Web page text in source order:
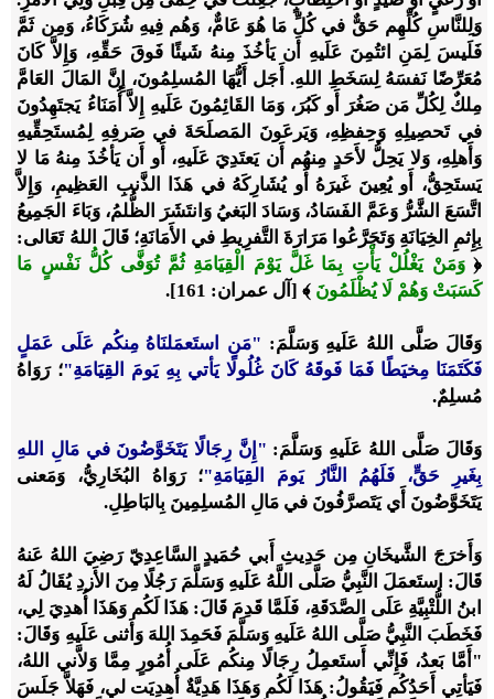
وَلِلنَّاسِ كُلِّهِم حَقٌّ في كُلِّ مَا هُوَ عَامٌّ، وَهُم فِيهِ شُرَكَاءُ، وَمِن ثَمَّ
فَلَيسَ لِمَنِ ائتُمِنَ عَلَيهِ أَن يَأخُذَ مِنهُ شَيئًا فَوقَ حَقِّهِ، وَإِلاَّ كَانَ
مُعَرِّضًا نَفسَهُ لِسَخَطِ اللهِ. أَجَل أَيُّهَا المُسلِمُونَ، إِنَّ المَالَ العَامَّ
مِلكٌ لِكُلِّ مَن صَغُرَ أَو كَبُرَ، وَمَا القَائِمُونَ عَلَيهِ إِلاَّ أُمَنَاءُ يَجتَهِدُونَ
في تَحصِيلِهِ وَحِفظِهِ، وَيَرعَونَ المَصلَحَةَ في صَرفِهِ لِمُستَحِقِّيهِ
وَأَهلِهِ، وَلا يَحِلُّ لأَحَدٍ مِنهُم أَن يَعتَدِيَ عَلَيهِ، أَو أَن يَأخُذَ مِنهُ مَا لا
يَستَحِقُّ، أَو يُعِينَ غَيرَهُ أَو يُشَارِكَهُ في هَذَا الذَّنبِ العَظِيمِ، وَإِلاَّ
اتَّسَعَ الشَّرُّ وَعَمَّ الفَسَادُ، وَسَادَ البَغيُ وَانتَشَرَ الظُّلمُ، وَبَاءَ الجَمِيعُ
بِإِثمِ الخِيَانَةِ وَتَجَرَّعُوا مَرَارَةَ التَّفرِيطِ في الأَمَانَةِ؛ قَالَ اللهُ تَعَالى:
﴿وَمَنْ يَغْلُلْ يَأْتِ بِمَا غَلَّ يَوْمَ الْقِيَامَةِ ثُمَّ تُوَفَّى كُلُّ نَفْسٍ مَا
كَسَبَتْ وَهُمْ لَا يُظْلَمُونَ ﴾ [آل عمران: 161].
وَقَالَ صَلَّى اللهُ عَلَيهِ وَسَلَّمَ: "مَنِ استَعمَلنَاهُ مِنكُم عَلَى عَمَلٍ
فَكَتَمَنَا مِخيَطًا فَمَا فَوقَهُ كَانَ غُلُولًا يَأتي بِهِ يَومَ القِيَامَةِ"؛ رَوَاهُ
مُسلِمٌ.
وَقَالَ صَلَّى اللهُ عَلَيهِ وَسَلَّمَ: "إِنَّ رِجَالًا يَتَخَوَّضُونَ في مَالِ اللهِ
بِغَيرِ حَقٍّ، فَلَهُمُ النَّارُ يَومَ القِيَامَةِ"؛ رَوَاهُ البُخَارِيُّ، وَمَعنى
يَتَخَوَّضُونَ أَي يَتَصرَّفُونَ في مَالِ المُسلِمِينَ بِالبَاطِلِ.
وَأَخرَجَ الشَّيخَانِ مِن حَدِيثِ أَبي حُمَيدٍ السَّاعِدِيّ رَضِيَ اللهُ عَنهُ
قَالَ: استَعمَلَ النَّبِيُّ صَلَّى اللَّهُ عَلَيهِ وَسَلَّمَ رَجُلًا مِنَ الأَزدِ يُقَالُ لَهُ
ابنُ اللُّتْبِيَّةِ عَلَى الصَّدَقَةِ، فَلَمَّا قَدِمَ قَالَ: هَذَا لَكُم وَهَذَا أُهدِيَ لِي،
فَخَطَبَ النَّبِيُّ صَلَّى اللهُ عَلَيهِ وَسَلَّمَ فَحَمِدَ اللهَ وَأَثنى عَلَيهِ وَقَالَ:
"أَمَّا بَعدُ، فَإِنِّي أَستَعمِلُ رِجَالًا مِنكُم عَلَى أُمُورٍ مِمَّا وَلاَّني اللهُ،
فَيَأتِي أَحَدُكُم فَيَقُولُ: هَذَا لَكُم وَهَذَا هَدِيَّةٌ أُهدِيَت لي، فَهَلاَّ جَلَسَ